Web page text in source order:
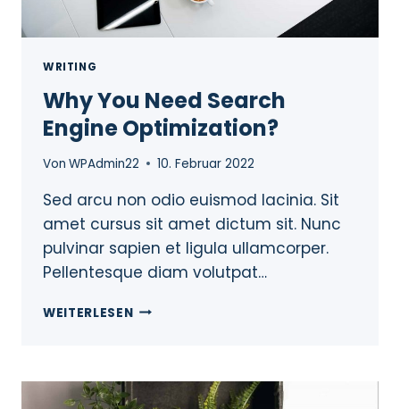
WRITING
Why You Need Search
Engine Optimization?
Von WPAdmin22 10. Februar 2022
Sed arcu non odio euismod lacinia. Sit
amet cursus sit amet dictum sit. Nunc
pulvinar sapien et ligula ullamcorper.
Pellentesque diam volutpat…
WEITERLESEN